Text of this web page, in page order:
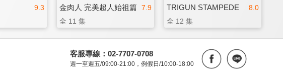
9.3 7.9
金肉人 完美超人始祖篇
全 11 集
8.0
TRIGUN STAMPEDE
全 12 集
客服專線：02-7707-0708
週一至週五/09:00-21:00，例假日/10:00-18:00